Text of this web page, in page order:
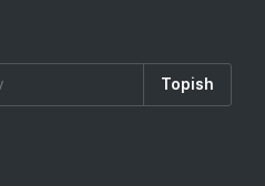
Topish